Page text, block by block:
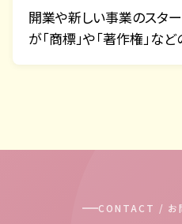
開業や新しい事業のスタ
が「商標」や「著作権」な
CONTACT / お